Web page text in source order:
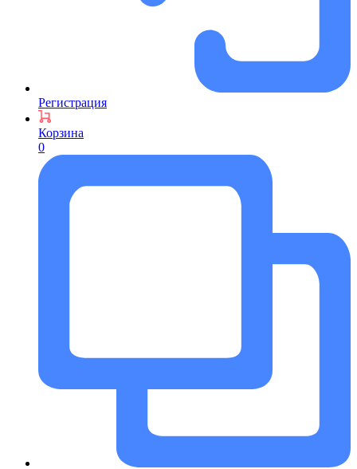
Регистрация
Корзина
0